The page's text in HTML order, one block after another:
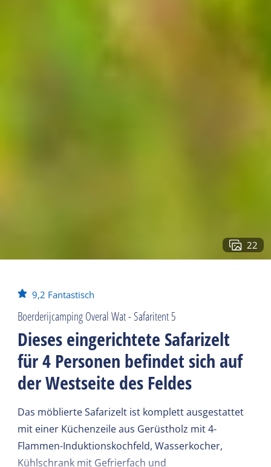
22
9,2 Fantastisch
Boerderijcamping Overal Wat - Safaritent 5
Dieses eingerichtete Safarizelt
für 4 Personen befindet sich auf
der Westseite des Feldes
Das möblierte Safarizelt ist komplett ausgestattet
mit einer Küchenzeile aus Gerüstholz mit 4-
Flammen-Induktionskochfeld, Wasserkocher,
Kühlschrank mit Gefrierfach und